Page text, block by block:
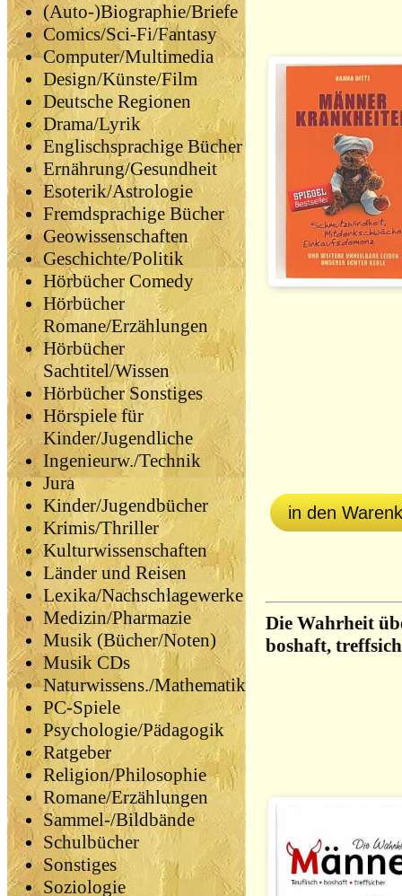
(Auto-)Biographie/Briefe
Comics/Sci-Fi/Fantasy
Computer/Multimedia
Design/Künste/Film
Deutsche Regionen
Drama/Lyrik
Englischsprachige Bücher
Ernährung/Gesundheit
Esoterik/Astrologie
Fremdsprachige Bücher
Geowissenschaften
Geschichte/Politik
Hörbücher Comedy
Hörbücher
Romane/Erzählungen
Hörbücher
Sachtitel/Wissen
Hörbücher Sonstiges
Hörspiele für
Kinder/Jugendliche
Ingenieurw./Technik
Jura
Kinder/Jugendbücher
Krimis/Thriller
Kulturwissenschaften
Länder und Reisen
Lexika/Nachschlagewerke
Medizin/Pharmazie
Musik (Bücher/Noten)
Musik CDs
Naturwissens./Mathematik
PC-Spiele
Psychologie/Pädagogik
Ratgeber
Religion/Philosophie
Romane/Erzählungen
Sammel-/Bildbände
Schulbücher
Sonstiges
Soziologie
in den
Die Wahrheit
boshaft,